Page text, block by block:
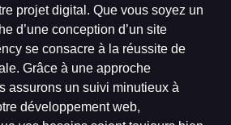
projet digital. Que vous soyez un
d’une conception d’un site
se consacre à la réussite de
Grâce à une approche
assurons un suivi minutieux à
développement web,